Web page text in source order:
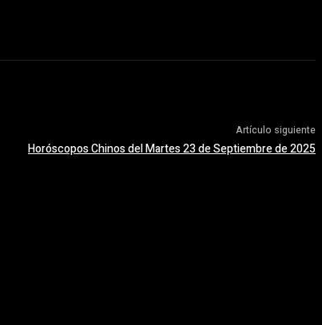
Artículo siguiente
Horóscopos Chinos del Martes 23 de Septiembre de 2025